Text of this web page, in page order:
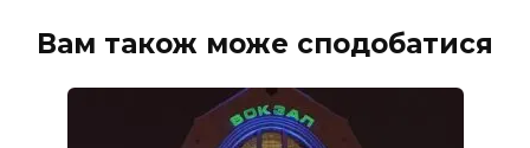
Вам також може сподобатися